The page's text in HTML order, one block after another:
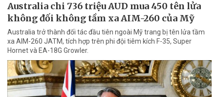
Australia chi 736 triệu AUD mua 450 tên lửa
không đối không tầm xa AIM-260 của Mỹ
Australia trở thành đối tác đầu tiên ngoài Mỹ trang bị tên lửa tầm
xa AIM-260 JATM, tích hợp trên phi đội tiêm kích F-35, Super
Hornet và EA-18G Growler.